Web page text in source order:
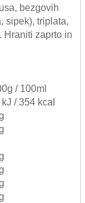
bezgovih
sipek), triplata,
Hraniti zaprto in
/ 100ml
/ 354 kcal